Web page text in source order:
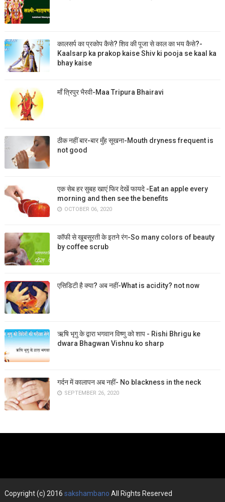
कालसर्प का प्रकोप कैसे? शिव की पूजा से काल का भय कैसे?-
Kaalsarp ka prakop kaise Shiv ki pooja se kaal ka
bhay kaise
माँ त्रिपुर भैरवी-Maa Tripura Bhairavi
ठीक नहीं बार-बार मुँह सूखना-Mouth dryness frequent is
not good
एक सेब हर सुबह खाएं फिर देखें फायदे -Eat an apple every
morning and then see the benefits
OCTOBER 06, 2020
कॉफी से खूबसूरती के इतने रंग-So many colors of beauty
by coffee scrub
एसिडिटी है क्या? अब नहीं-What is acidity? not now
ऋषि भृगु के द्वारा भगवान विष्णु को शाप - Rishi Bhrigu ke
dwara Bhagwan Vishnu ko sharp
गर्दन में कालापन अब नहीं- No blackness in the neck
SEPTEMBER 26, 2020
Copyright (c) 2016 sakshambano All Rights Reserved